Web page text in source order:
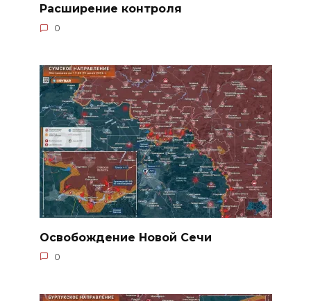
Расширение контроля
0
Освобождение Новой Сечи
0